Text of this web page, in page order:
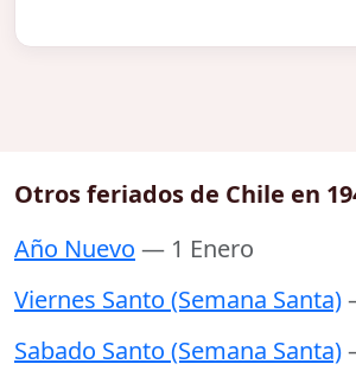
Otros feriados de Chile en
Año Nuevo — 1 Enero
Viernes Santo (Semana Santa)
Sabado Santo (Semana Santa)